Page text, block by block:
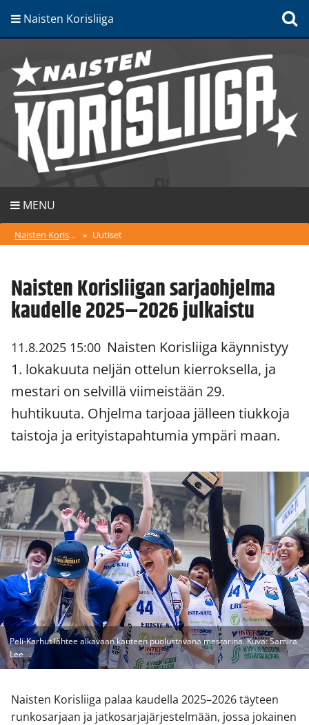
Naisten Korisliiga
MENU
Naisten Korisliiga » Uutiset
Naisten Korisliigan sarjaohjelma
kaudelle 2025–2026 julkaistu
11.8.2025 15:00 Naisten Korisliiga käynnistyy
1. lokakuuta neljän ottelun kierroksella, ja
mestari on selvillä viimeistään 29.
huhtikuuta. Ohjelma tarjoaa jälleen tiukkoja
taistoja ja erityistapahtumia ympäri maan.
Peli-Karhut lähtee alkavaan kauteen puolustavana mestarina. Kuva: Samira
Lee
Naisten Korisliiga palaa kaudella 2025–2026 täyteen
runkosarjaan ja jatkosarjajärjestelmään, jossa jokainen